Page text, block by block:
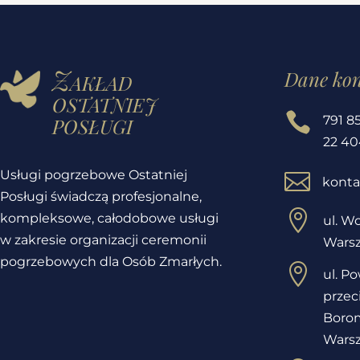
Zakład
ostatniej
posługi
Usługi pogrzebowe Ostatniej
Posługi świadczą profesjonalne,
kompleksowe, całodobowe usługi
w zakresie organizacji ceremonii
pogrzebowych dla Osób Zmarłych.
Dane

791
22


ul.

ul.